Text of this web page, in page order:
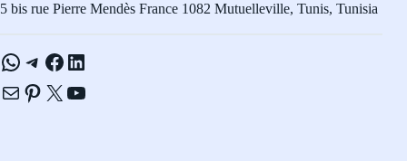
5 bis rue Pierre Mendès France 1082 Mutuelleville, Tunis, Tunisia
WhatsApp
Telegram
Facebook
LinkedIn
E-mailPinterest
X YouTube